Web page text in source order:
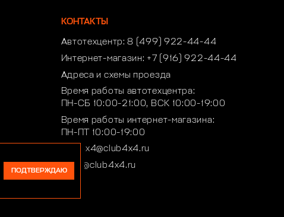
КОНТАКТЫ
Автотехцентр:8 (499) 922-44-44
Интернет-магазин: +7 (916) 922-44-44
Адреса и схемы проезда
Время работы автотехцентра:
ПН-СБ 10:00-21:00, ВСК 10:00-19:00
Время работы интернет-магазина:
ПН-ПТ 10:00-19:00
club4x4@club4x4.ru
shop@club4x4.ru
ПОДТВЕРЖДАЮ